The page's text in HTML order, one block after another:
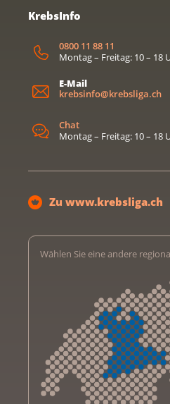
KrebsInfo
0800 11 88 11
Montag – Freitag: 10 – 18
E-Mail
krebsinfo@krebsliga.ch
Chat
Montag – Freitag: 10 – 18
Zu www.krebsliga.ch
Wählen Sie eine andere